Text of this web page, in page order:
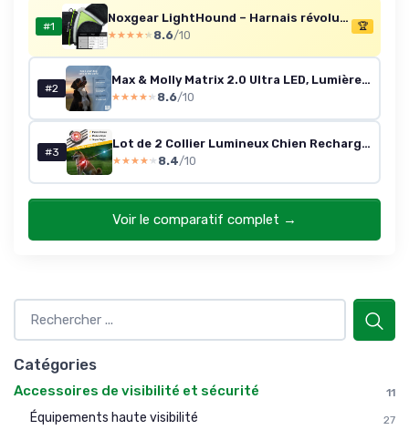
#1
Noxgear LightHound – Harnais révolutionnaire Lumineux réfléchissant Chiens, Comprenant Fibres optiques LED Multicolores (Rechargeable par USB, réglable, léger, résistant à la Pluie) (Taille Moyenne) Harnais LightHound Moyen
★★★★★
★★★★★ 8.6/10
🏆
#2
Max & Molly Matrix 2.0 Ultra LED, Lumière pour chien pour harnais, laisse & collier, Noir, Étanche, Rechargeable par USB, Lampe pour chien LED, Attache lumineuse pour chien pour plus de sécurité la
★★★★★
★★★★★ 8.6/10
#3
Lot de 2 Collier Lumineux Chien Rechargeable USB-C, 8 Modes Améliorés, Collier de Chien pour Clip de Nuit, IPX6 étanche et Bande en Silicone Lumières de Sécurité
★★★★★
★★★★★ 8.4/10
Voir le comparatif complet →
Catégories
Accessoires de visibilité et sécurité 11
Équipements haute visibilité 27